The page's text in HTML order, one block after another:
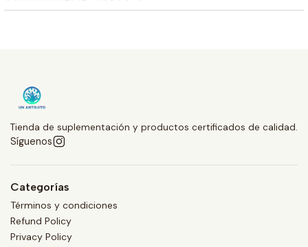
Tienda de suplementación y productos certificados de calidad.
Síguenos
Categorías
Términos y condiciones
Refund Policy
Privacy Policy